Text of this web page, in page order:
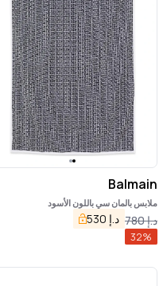
Balmain
ملابس بالمان سي باللون الأسود
د.إ780 د.إ 530
32%